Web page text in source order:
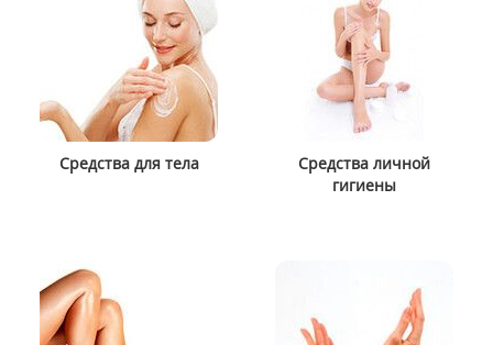
Средства для тела
Средства личной
гигиены